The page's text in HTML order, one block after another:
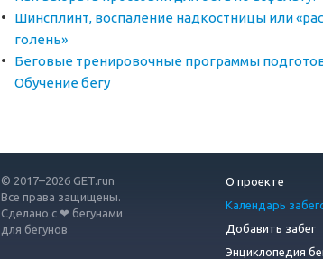
Шинсплинт, воспаление надкостницы или
голень»
Беговые тренировочные программы
Обучение бегу
© 2017–2026 GET.run
Все права защищены.
Сделано с ❤ бегунами
для бегунов
О проекте
Календарь
Добавить забег
Энциклопедия